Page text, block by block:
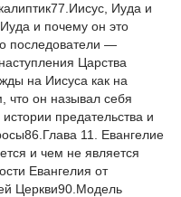
Иуда и
и почему он это
последователи —
Царства
на Иисуса как на
что он называл себя
предательства и
11. Евангелие
и чем не является
Евангелия от
Церкви90.Модель